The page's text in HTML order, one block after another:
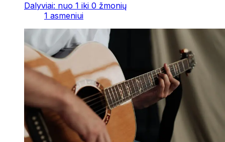
Dalyviai: nuo 1 iki 0 žmonių
1 asmeniui